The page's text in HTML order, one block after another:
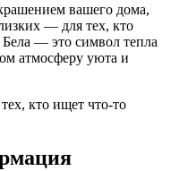
вашего дома,
— для тех, кто
— это символ тепла
атмосферу уюта и
кто ищет что-то